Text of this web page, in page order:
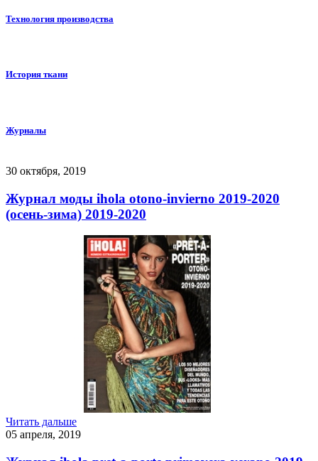
Технология производства
История ткани
Журналы
30 октября, 2019
Журнал моды ihola otono-invierno 2019-2020
(осень-зима) 2019-2020
Читать дальше
05 апреля, 2019